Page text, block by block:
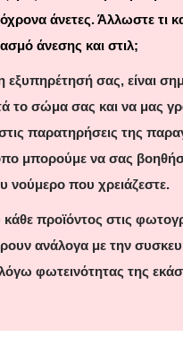
άνετες. Άλλωστε τι
άνεσης και στιλ;
εξυπηρέτησή σας, είναι
το σώμα σας και να μας
παρατηρήσεις της
μπορούμε να σας
νούμερο που χρειάζεστε.
προϊόντος στις
ανάλογα με την
φωτεινότητας της